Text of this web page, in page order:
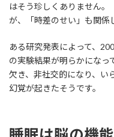
はそう珍しくありません
が、「時差のせい」も関係
ある研究発表によって、
の実験結果が明らかになっ
欠き、非社交的になり、い
幻覚が起きたそうです。